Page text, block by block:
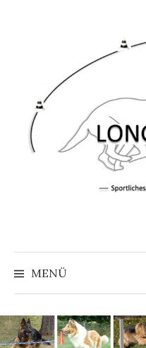
MENÜ